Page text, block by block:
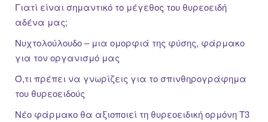
Γιατί είναι σημαντικό το μέγεθος του θυρεοειδή
αδένα μας;
Νυχτολούλουδο – μια ομορφιά της φύσης, φάρμακο
για τον οργανισμό μας
Ό,τι πρέπει να γνωρίζεις για το σπινθηρογράφημα
του θυρεοειδούς
Νέο φάρμακο θα αξιοποιεί τη θυρεοειδική ορμόνη Τ3